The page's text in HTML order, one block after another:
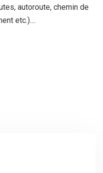
autoroute, chemin de
etc.)....